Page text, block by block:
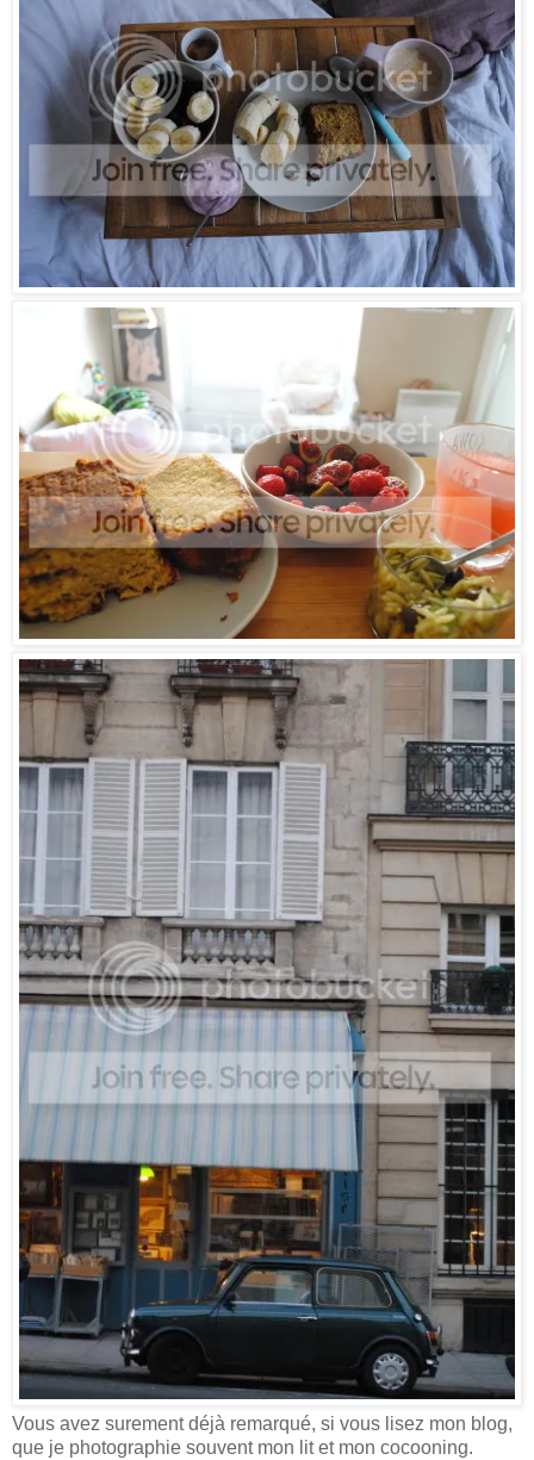
Vous avez surement déjà remarqué, si vous lisez mon blog,
que je photographie souvent mon lit et mon cocooning.